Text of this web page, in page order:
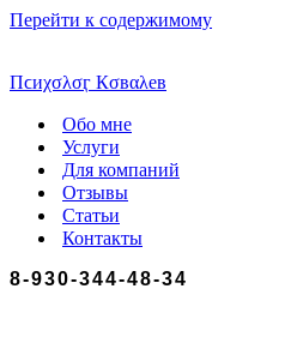
Перейти к содержимому
Пϲиχσλσӷ Кσвαλев
Обо мне
Услуги
Для компаний
Отзывы
Статьи
Контакты
8-930-344-48-34